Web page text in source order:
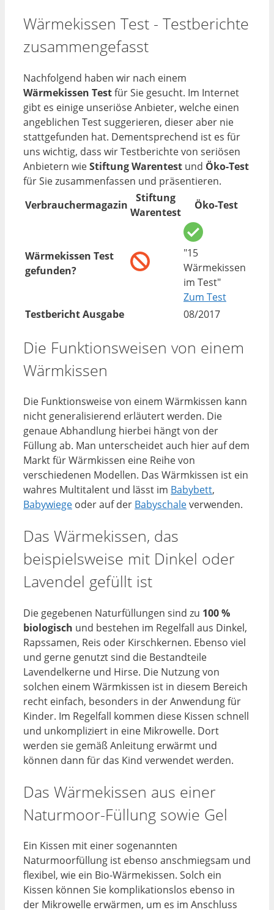
Wärmekissen Test - Testberichte
zusammengefasst
Nachfolgend haben wir nach einem
Wärmekissen Testfür Sie gesucht. Im Internet
gibt es einige unseriöse Anbieter, welche einen
angeblichen Test suggerieren, dieser aber nie
stattgefunden hat. Dementsprechend ist es für
uns wichtig, dass wir Testberichte von seriösen
Anbietern wieStiftung Warentest und Öko-Test
für Sie zusammenfassen und präsentieren.
Verbrauchermagazin
Stiftung
Warentest
Öko-Test
Wärmekissen Test
gefunden?
"15
Wärmekissen
im Test"
Zum Test
Testbericht Ausgabe
08/2017
Die Funktionsweisen von einem
Wärmkissen
Die Funktionsweise von einem Wärmkissen kann
nicht generalisierend erläutert werden. Die
genaue Abhandlung hierbei hängt von der
Füllung ab. Man unterscheidet auch hier auf dem
Markt für Wärmkissen eine Reihe von
verschiedenen Modellen. Das Wärmkissen ist ein
wahres Multitalent und lässt im Babybett,
Babywiege oder auf der Babyschaleverwenden.
Das Wärmekissen, das
beispielsweise mit Dinkel oder
Lavendel gefüllt ist
Die gegebenen Naturfüllungen sind zu 100 %
biologisch und bestehen im Regelfall aus Dinkel,
Rapssamen, Reis oder Kirschkernen. Ebenso viel
und gerne genutzt sind die Bestandteile
Lavendelkerne und Hirse. Die Nutzung von
solchen einem Wärmkissen ist in diesem Bereich
recht einfach, besonders in der Anwendung für
Kinder. Im Regelfall kommen diese Kissen schnell
und unkompliziert in eine Mikrowelle. Dort
werden sie gemäß Anleitung erwärmt und
können dann für das Kind verwendet werden.
Das Wärmekissen aus einer
Naturmoor-Füllung sowie Gel
Ein Kissen mit einer sogenannten
Naturmoorfüllung ist ebenso anschmiegsam und
flexibel, wie ein Bio-Wärmekissen. Solch ein
Kissen können Sie komplikationslos ebenso in
der Mikrowelle erwärmen, um es im Anschluss